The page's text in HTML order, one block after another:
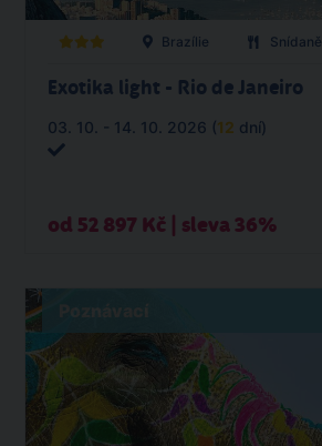
Brazílie Snídaně
Exotika light - Rio de Janeiro
03. 10. - 14. 10. 2026 (12 dní)
od 52 897 Kč | sleva 36%
Poznávací